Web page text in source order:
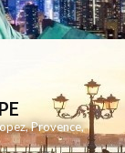
,Provence,